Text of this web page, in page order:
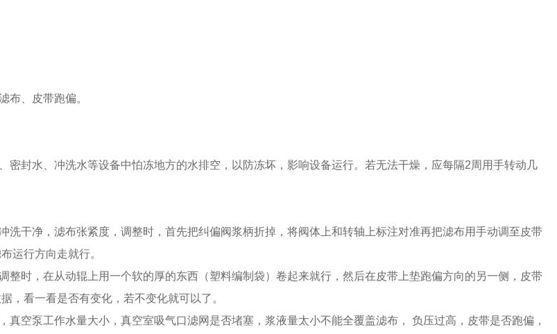
布、皮带跑偏。
封水、冲洗水等设备中怕冻地方的水排空，以防冻坏，影响设备运行。若无法干燥，应每隔2周用手转动几
干净，滤布张紧度，调整时，首先把纠偏阀浆柄折掉，将阀体上和转轴上标注对准再把滤布用手动调至皮带
运行方向走就行。
时，在从动辊上用一个软的厚的东西（塑料编制袋）卷起来就行，然后在皮带上垫跑偏方向的另一侧，皮带
，看一看是否有变化，若不变化就可以了。
空泵工作水量大小，真空室吸气口滤网是否堵塞，浆液量太小不能全覆盖滤布， 负压过高，皮带是否跑偏，